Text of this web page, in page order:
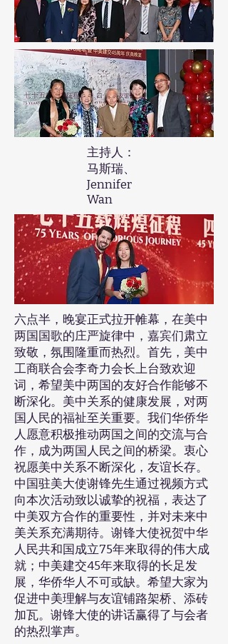
主持人：
马斯瑞、
Jennifer
Wan
六点半，晚宴正式拉开帷幕，在美中
两国国歌的庄严旋律中，嘉宾们肃立
致敬，氛围隆重而热烈。首先，美中
工商联合会李奇力会长上台致欢迎
词，希望美中两国的友好合作能够不
断深化。美中关系的健康发展，对两
国人民的福祉至关重要。我们华侨华
人愿意积极推动两国之间的交流与合
作，成为两国人民之间的桥梁。衷心
祝愿美中关系不断深化，友谊长存。
中国驻美大使谢锋先生通过视频方式
向本次活动致以诚挚的祝福，表达了
中美双方合作的重要性，并对未来中
美关系充满期待。谢锋大使祝贺中华
人民共和国成立75年来取得的伟大成
就；中美建交45年来取得的长足发
展，华侨华人不可或缺。希望大家为
促进中美理解与友谊铺路架桥、添砖
加瓦。谢锋大使的讲话赢得了与会者
的热烈掌声。